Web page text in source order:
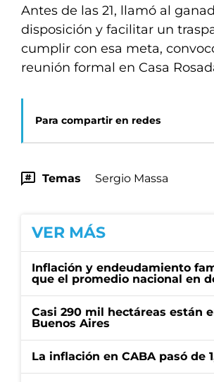
Antes de las 21, llamó al
disposición y facilitar un
cumplir con esa meta,
reunión formal en Casa
Para compartir en redes
Temas Sergio Massa
VER MÁS
Inflación y endeudamiento
que el promedio nacional en
Casi 290 mil hectáreas están
Buenos Aires
La inflación en CABA pasó de